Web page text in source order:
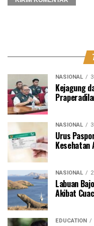
NASIONAL
Kejagung
NASIONAL
Urus
NASIONAL
Labuan
Akibat
EDUCATION